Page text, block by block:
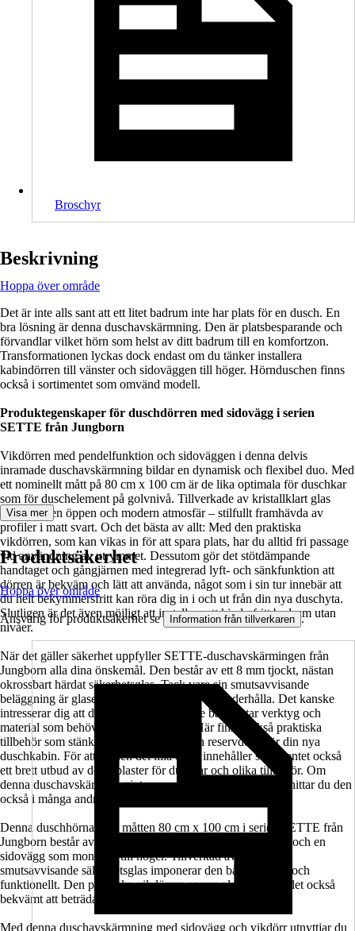
Broschyr
Beskrivning
Hoppa över område
Det är inte alls sant att ett litet badrum inte har plats för en dusch. En
bra lösning är denna duschavskärmning. Den är platsbesparande och
förvandlar vilket hörn som helst av ditt badrum till en komfortzon.
Transformationen lyckas dock endast om du tänker installera
kabindörren till vänster och sidoväggen till höger. Hörnduschen finns
också i sortimentet som omvänd modell.
Produktegenskaper för duschdörren med sidovägg i serien
SETTE från Jungborn
Vikdörren med pendelfunktion och sidoväggen i denna delvis
inramade duschavskärmning bildar en dynamisk och flexibel duo. Med
ett nominellt mått på 80 cm x 100 cm är de lika optimala för duschkar
som för duschelement på golvnivå. Tillverkade av kristallklart glas
skapar de en öppen och modern atmosfär – stilfullt framhävda av
profiler i matt svart. Och det bästa av allt: Med den praktiska
vikdörren, som kan vikas in för att spara plats, har du alltid fri passage
vid användning av utrymmet. Dessutom gör det stötdämpande
handtaget och gångjärnen med integrerad lyft- och sänkfunktion att
dörren är bekväm och lätt att använda, något som i sin tur innebär att
du helt bekymmersfritt kan röra dig in i och ut från din nya duschyta.
Slutligen är det även möjligt att installera ett hinderfritt badrum utan
nivåer.
När det gäller säkerhet uppfyller SETTE-duschavskärmingen från
Jungborn alla dina önskemål. Den består av ett 8 mm tjockt, nästan
okrossbart härdat säkerhetsglas. Tack vare sin smutsavvisande
beläggning är glaset också glädjande lätt att underhålla. Det kanske
intresserar dig att du här i sortimentet inte bara hittar verktyg och
material som behövs för installationen. Här finns också praktiska
tillbehör som stänkskydd, tätningsset och reservdelar för din nya
duschkabin. För att ge den det lilla extra innehåller sortimentet också
ett brett utbud av dekorplaster för duschar och olika tillbehör. Om
denna duschavskärmning inte passar där du vill ha den så hittar du den
också i många andra storlekar.
Denna duschhörna med måtten 80 cm x 100 cm i serien SETTE från
Jungborn består av en duschdörr som monteras till vänster och en
sidovägg som monteras till höger. Tillverkad av klart och
smutsavvisande säkerhetsglas imponerar den både visuellt och
funktionellt. Den praktiska vikdörren sparar plats och gör det också
bekvämt att beträda och stiga ur duschen.
Med denna duschavskärmning med sidovägg och vikdörr utnyttjar du
Visa mer
Produktsäkerhet
Hoppa över område
Ansvarig för produktsäkerhet se Information från tillverkaren .